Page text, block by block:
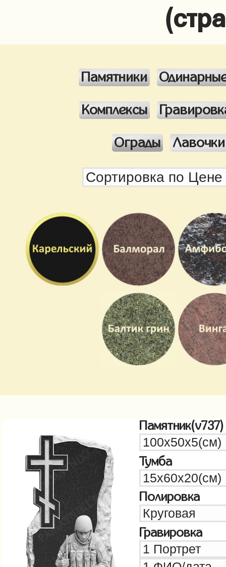
Памятники
Комплексы
Ограды
Памятник(v737)
Тумба
Полировка
Гравировка